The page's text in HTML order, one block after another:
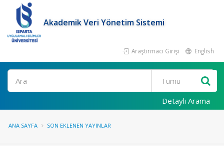
Akademik Veri Yönetim Sistemi
Araştırmacı Girişi English
Ara
Detaylı Arama
ANA SAYFA SON EKLENEN YAYINLAR